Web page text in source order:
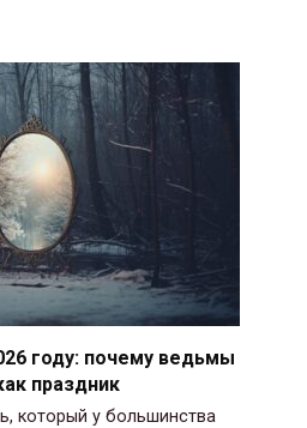
году: почему ведьмы
праздник
который у большинства